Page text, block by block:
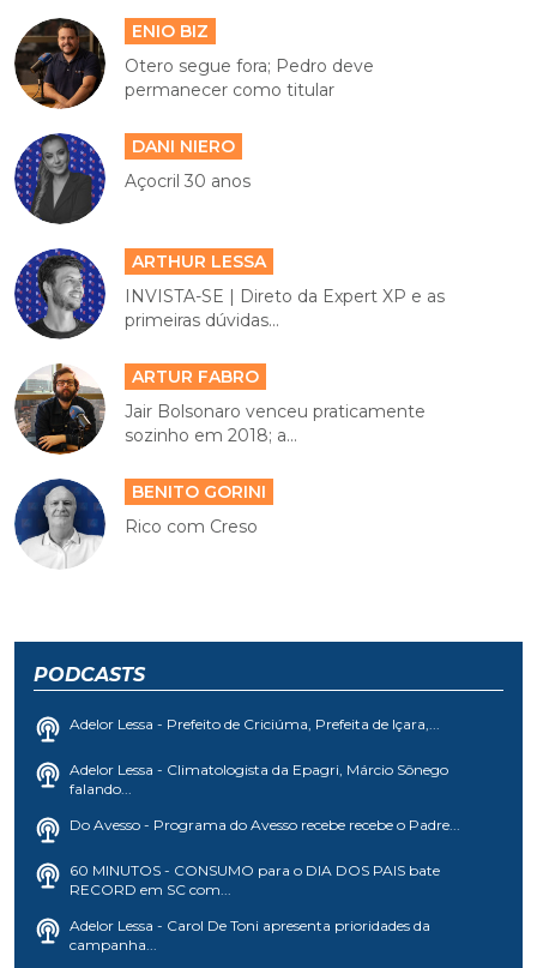
ENIO BIZ
Otero segue fora; Pedro deve
permanecer como titular
DANI NIERO
Açocril 30 anos
ARTHUR LESSA
INVISTA-SE | Direto da Expert XP e as
primeiras dúvidas...
ARTUR FABRO
Jair Bolsonaro venceu praticamente
sozinho em 2018; a...
BENITO GORINI
Rico com Creso
PODCASTS
Adelor Lessa - Prefeito de Criciúma, Prefeita de Içara,...
Adelor Lessa - Climatologista da Epagri, Márcio Sônego
falando...
Do Avesso - Programa do Avesso recebe recebe o Padre...
60 MINUTOS - CONSUMO para o DIA DOS PAIS bate
RECORD em SC com...
Adelor Lessa - Carol De Toni apresenta prioridades da
campanha...